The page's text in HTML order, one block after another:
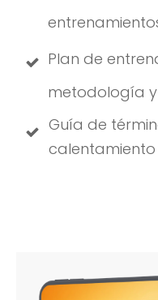
Plan de
metodología
Guía de